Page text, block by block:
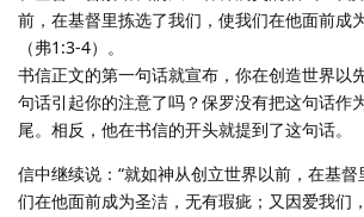
前，在基督里拣选了我们，使我们在他面前成
（弗1:3-4）。
书信正文的第一句话就宣布，你在创造世界以
句话引起你的注意了吗？保罗没有把这句话作
尾。相反，他在书信的开头就提到了这句话。
信中继续说：“就如神从创立世界以前，在基
们在他面前成为圣洁，无有瑕疵；又因爱我们